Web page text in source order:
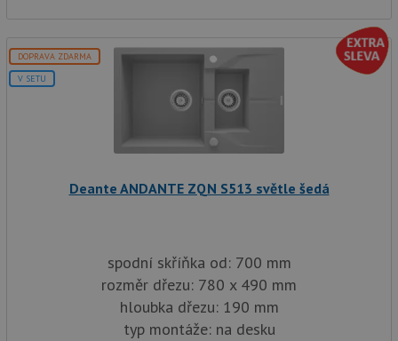
DOPRAVA ZDARMA
V SETU
Deante ANDANTE ZQN S513 světle šedá
spodní skříňka od: 700 mm
rozměr dřezu: 780 x 490 mm
hloubka dřezu: 190 mm
typ montáže: na desku